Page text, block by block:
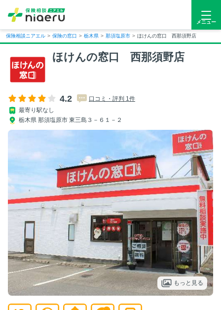
メニュー
保険相談ニアエル > 保険の窓口 > 栃木県 > 那須塩原市 > ほけんの窓口 西那須野店
ほけんの窓口 西那須野店
4.2
口コミ・評判 1件
最寄り駅なし
栃木県 那須塩原市 東三島３－６１－２
もっと見る